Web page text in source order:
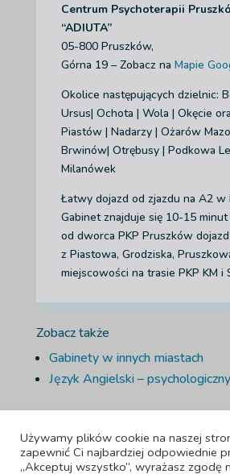
Centrum Psychoterapii
“ADIUTA”
05-800 Pruszków,
Górna 19 – Zobacz na Mapie
Okolice następujących dzielnic:
Ursus| Ochota | Wola | Okęcie
Piastów | Nadarzy | Ożarów
Brwinów| Otrębusy | Podkowa
Milanówek
Łatwy dojazd od zjazdu na A2 w
Gabinet znajduje się 10-15
od dworca PKP Pruszków
z Piastowa, Grodziska,
miejscowości na trasie PKP KM i
Zobacz także
Gabinety w innych miastach
Język Angielski – psychologiczny
Używamy plików cookie na naszej
zapewnić Ci najbardziej odpowiednie
„Akceptuj wszystko”, wyrażasz zgodę